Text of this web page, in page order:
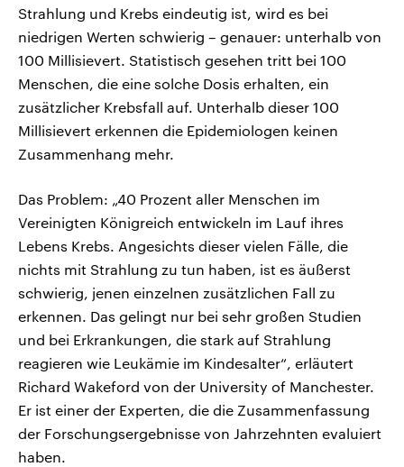
Strahlung und Krebs eindeutig ist, wird es bei
niedrigen Werten schwierig – genauer: unterhalb von
100 Millisievert. Statistisch gesehen tritt bei 100
Menschen, die eine solche Dosis erhalten, ein
zusätzlicher Krebsfall auf. Unterhalb dieser 100
Millisievert erkennen die Epidemiologen keinen
Zusammenhang mehr.
Das Problem: „40 Prozent aller Menschen im
Vereinigten Königreich entwickeln im Lauf ihres
Lebens Krebs. Angesichts dieser vielen Fälle, die
nichts mit Strahlung zu tun haben, ist es äußerst
schwierig, jenen einzelnen zusätzlichen Fall zu
erkennen. Das gelingt nur bei sehr großen Studien
und bei Erkrankungen, die stark auf Strahlung
reagieren wie Leukämie im Kindesalter“, erläutert
Richard Wakeford von der University of Manchester.
Er ist einer der Experten, die die Zusammenfassung
der Forschungsergebnisse von Jahrzehnten evaluiert
haben.